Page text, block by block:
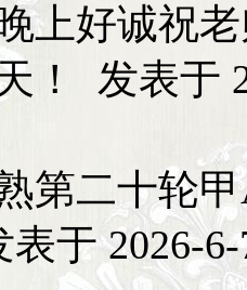
上好诚祝
！ 发表于
第二十轮
表于 2026-